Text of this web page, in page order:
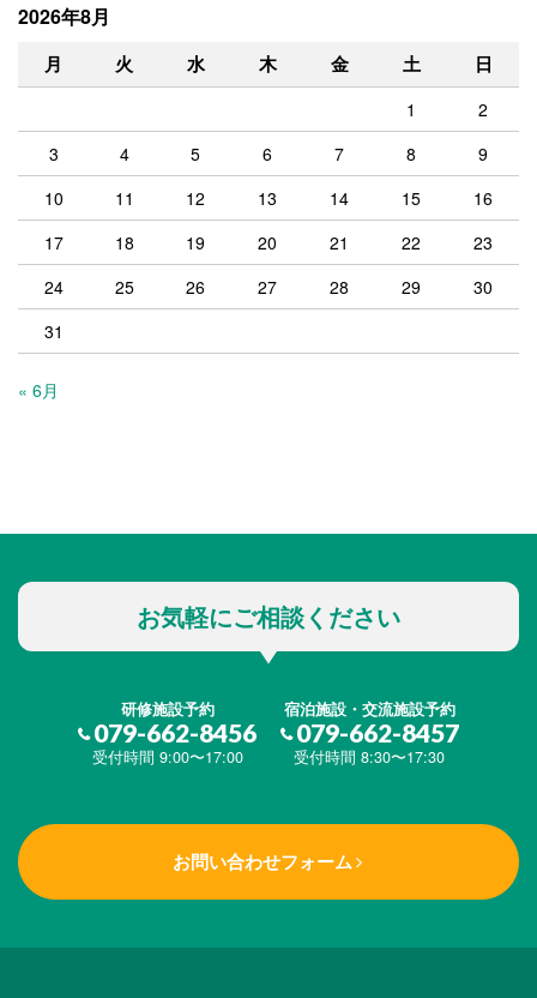
2026年8月
月 火 水 木 金 土 日
1
2
3
4 5 6 7 8
9
10
11 12 13 14 15
16
17
18 19 20 21 22
23
24
25 26 27 28 29
30
31
« 6月
お気軽にご相談ください
研修施設予約
079-662-8456
受付時間 9:00〜17:00
宿泊施設・交流施設予約
079-662-8457
受付時間 8:30〜17:30
お問い合わせフォーム